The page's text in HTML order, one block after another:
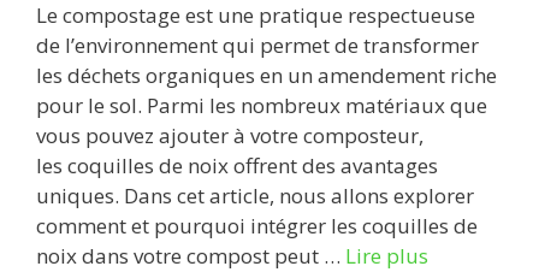
Le compostage est une pratique respectueuse
de l’environnement qui permet de transformer
les déchets organiques en un amendement riche
pour le sol. Parmi les nombreux matériaux que
vous pouvez ajouter à votre composteur,
les coquilles de noix offrent des avantages
uniques. Dans cet article, nous allons explorer
comment et pourquoi intégrer les coquilles de
noix dans votre compost peut … Lire plus